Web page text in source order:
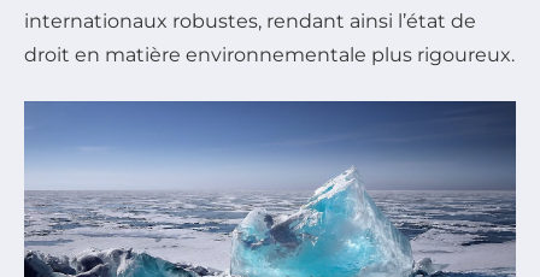
internationaux robustes, rendant ainsi l’état de
droit en matière environnementale plus rigoureux.